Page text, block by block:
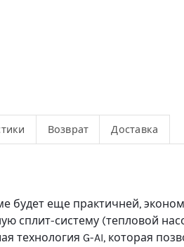
Возврат Доставка
будет еще практичней,
сплит-систему (тепловой
технология G-AI, которая